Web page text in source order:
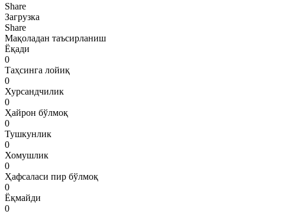
Share
Загрузка
Share
Мақоладан таъсирланиш
Ёқади
0
Таҳсинга лойиқ
0
Хурсандчилик
0
Ҳайрон бўлмоқ
0
Тушкунлик
0
Хомушлик
0
Ҳафсаласи пир бўлмоқ
0
Ёқмайди
0